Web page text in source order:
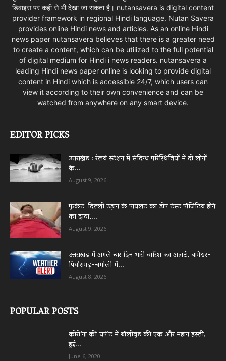
डिवाइस पर कहीं से भी देखा जा सकता है। nutansavera is digital content
provider framework in regional Hindi language. Nutan Savera
provides online Hindi news and articles. As an online Hindi
news paper nutansavera believes that there is a greater need
to create a content, which can be utilized to the full potential
of digital medium for Hindi i news readers. nutansavera a
leading Hindi news paper online is looking to provide digital
content in Hindi which is accessible 24/7, which users can
view it according to their own convenience and can be
watched from anywhere on any smart device.
EDITOR PICKS
उत्तराखंड : रेलवे स्टेशन में संदिग्ध परिस्थितियों में दो लोगों
के...
August 9, 2026
फुकेट-दिल्ली उड़ान के पायलट का डोप टेस्ट पॉजिटिव होने
का दावा,...
August 9, 2026
उत्तराखंड में अगले चार दिन भारी बारिश का अलर्ट, बागेश्वर-
पिथौरागढ़-चमोली में...
August 8, 2026
POPULAR POSTS
कोरो’ना की चपे’ट में बॉलीवुड की एक और महान हस्ती,
हुई...
June 6, 2020